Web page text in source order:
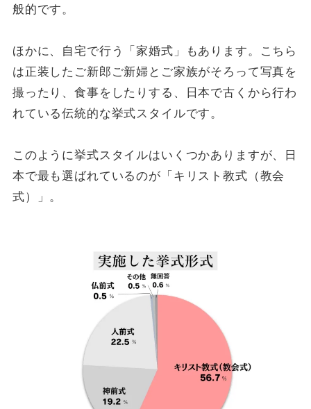
般的です。
ほかに、自宅で行う「家婚式」もあります。こちら
は正装したご新郎ご新婦とご家族がそろって写真を
撮ったり、食事をしたりする、日本で古くから行わ
れている伝統的な挙式スタイルです。
このように挙式スタイルはいくつかありますが、日
本で最も選ばれているのが「キリスト教式（教会
式）」。